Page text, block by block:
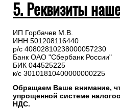
В назначении платежа укажите
Оплата на расчетный счет
переводом на реквизиты
5. Реквизиты
ИП Горбачев М.В.
ИНН 501208116440
р/с 40802810238000057230